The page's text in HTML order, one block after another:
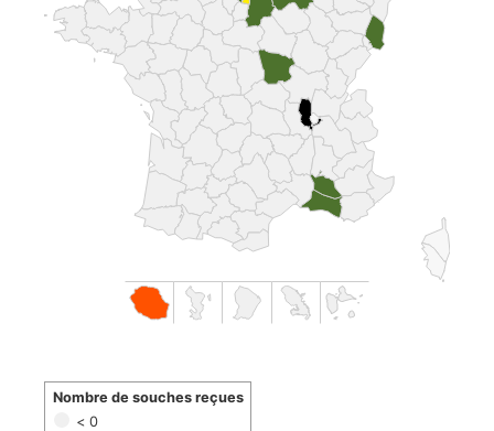
< 0
Nombre de souches reçues